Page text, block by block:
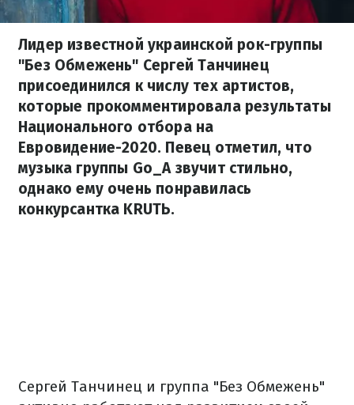
Лидер известной украинской рок-группы
"Без Обмежень" Сергей Танчинец
присоединился к числу тех артистов,
которые прокомментировала результаты
Национального отбора на
Евровидение-2020. Певец отметил, что
музыка группы Go_A звучит стильно,
однако ему очень понравилась
конкурсантка KRUTЬ.
Сергей Танчинец и группа "Без Обмежень"